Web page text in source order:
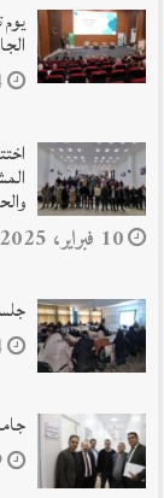
10 فبراير، 2025
4
جامعة